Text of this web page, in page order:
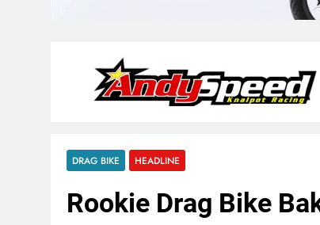
DRAG BIKE HEADLINE
Rookie Drag Bike